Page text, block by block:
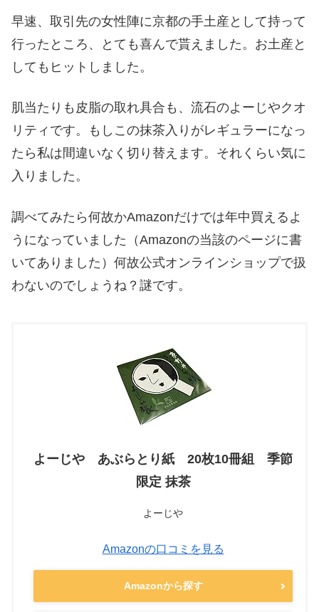
早速、取引先の女性陣に京都の手土産として持って
行ったところ、とても喜んで貰えました。お土産と
してもヒットしました。
肌当たりも皮脂の取れ具合も、流石のよーじやクオ
リティです。もしこの抹茶入りがレギュラーになっ
たら私は間違いなく切り替えます。それくらい気に
入りました。
調べてみたら何故かAmazonだけでは年中買えるよ
うになっていました（Amazonの当該のページに書
いてありました）何故公式オンラインショップで扱
わないのでしょうね？謎です。
よーじや あぶらとり紙 20枚10冊組 季節
限定 抹茶
よーじや
Amazonの口コミを見る
Amazonから探す